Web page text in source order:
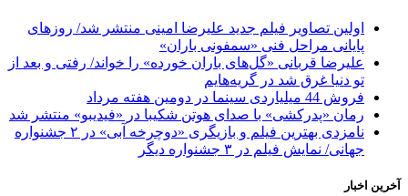
اولین تصاویر فیلم جدید علیرضا امینی منتشر شد/ روزهای
پایانی مراحل فنی «سمفونی باران»
علیرضا قربانی «گل‌های باران خورده» را خواند/ رفتی و بعد از
تو دنیا غرق شد در گریه‌هایم
فروش 44 میلیاردی سینما در دومین هفته مرداد
رمان «پدرکشی» با صدای هوتن شکیبا در «فیدیبو» منتشر شد
نامزدی بهترین فیلم و بازیگری «دوچرخه آبی» در ۲ جشنواره
جهانی/ نمایش فیلم در ۳ جشنواره دیگر
آخرین اخبار